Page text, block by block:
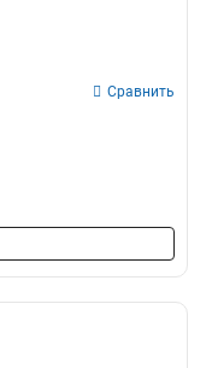
Сравнить